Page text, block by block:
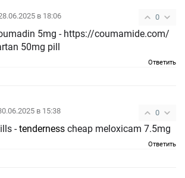
0
в 18:06
5mg - https://coumamide.com/
50mg pill
Ответить
0
в 15:38
-tenderness cheap meloxicam 7.5mg
Ответить